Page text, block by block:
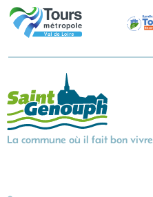
La commune où il fait bon vivre